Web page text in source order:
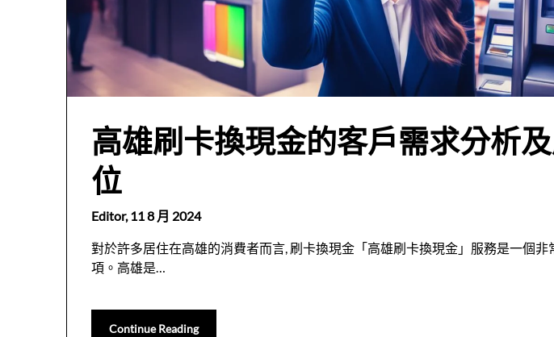
高雄刷卡換現金的客戶需求分析
位
Editor, 11 8 月 2024
對於許多居住在高雄的消費者而言, 刷卡換現金「高雄刷卡換現金」服務是一個非
項。高雄是…
Continue Reading